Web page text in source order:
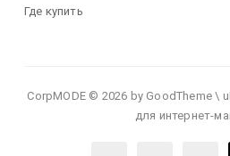
Где купить
CorpMODE © 2026 by GoodTheme \
для интернет-